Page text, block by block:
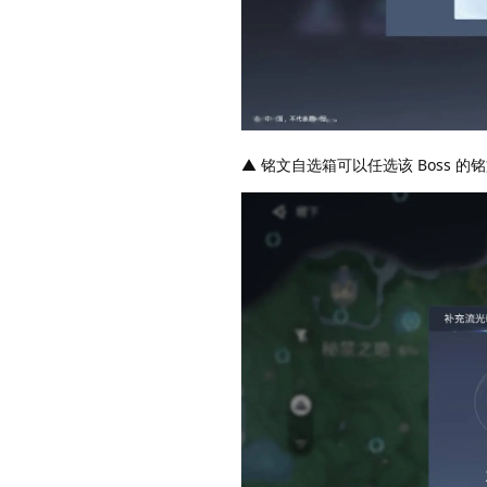
▲ 铭文自选箱可以任选该 Boss 的